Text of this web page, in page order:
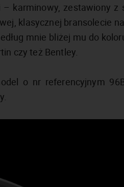
karminowy, zestawiony z
klasycznej bransolecie
mnie bliżej mu do
czy też Bentley.
o nr referencyjnym